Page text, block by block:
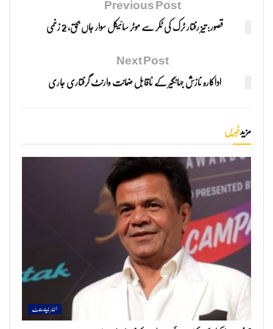
Previous Post
قصور: تیز رفتار ٹرک کی ٹکر سے موٹر سائیکل سوار جاں بحق، 2 زخمی
Next Post
اداکارہ نازش جہانگیر کے ناقابل ضمانت وارنٹ گرفتاری جاری
مزیدخبریں
انٹرٹینمنٹ